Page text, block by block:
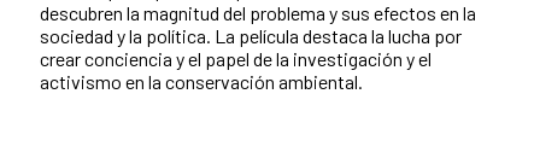
descubren la magnitud del problema y sus efectos en la
sociedad y la política. La película destaca la lucha por
crear conciencia y el papel de la investigación y el
activismo en la conservación ambiental.